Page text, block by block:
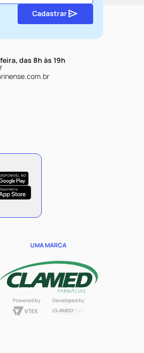
Cadastrar
das 8h às 19h
UMA MARCA
Powered by Developed by